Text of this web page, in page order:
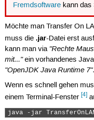
Fremdsoftware kann das
Möchte man Transfer On
muss die .jar-Datei erst
kann man via "Rechte
mit..."ein vorhandenes
"OpenJDK Java Runtime 7".
Wenn es schnell gehen
einem Terminal-Fenster [4]
java -jar